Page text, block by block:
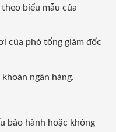
biểu mẫu của
của phó tổng giám đốc
ngân hàng.
bảo hành hoặc không